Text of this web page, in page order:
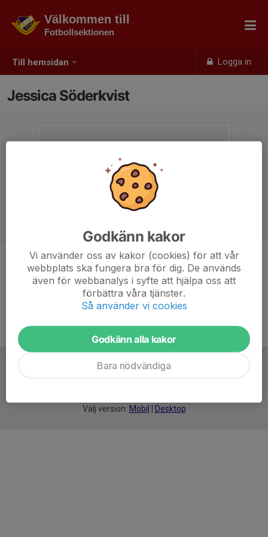
Till hemsidan Logga in
Välkommen till
Fotbollsektionen
Jessica Söderkvist
Titel Ordförande Ungdomsfotboll
Välj version: Mobil Desktop
Godkänn kakor
Vi använder oss av kakor (cookies) för att vår
webbplats ska fungera bra för dig. De används
även för webbanalys i syfte att hjälpa oss att
förbättra våra tjänster.
Så använder vi cookies
Godkänn alla kakor
Bara nödvändiga